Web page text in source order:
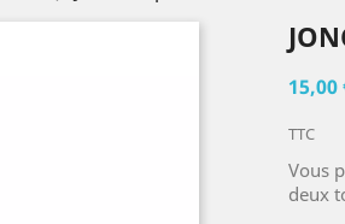
15,00
TTC
Vous
deux